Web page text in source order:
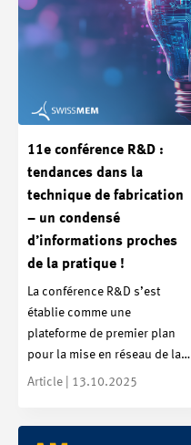
11e conférence R&D :
tendances dans la
technique de fabrication
– un condensé
d’informations proches
de la pratique !
La conférence R&D s’est
établie comme une
plateforme de premier plan
pour la mise en réseau de la…
Article | 13.10.2025